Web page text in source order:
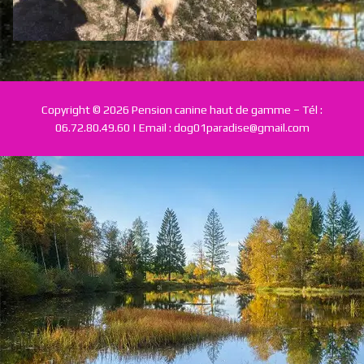
Tarifs & Prestations
Conditions
GalerieCopyright © 2026 Pension canine haut de gamme – Tél :
06.72.80.49.60 | Email : dog01paradise@gmail.com